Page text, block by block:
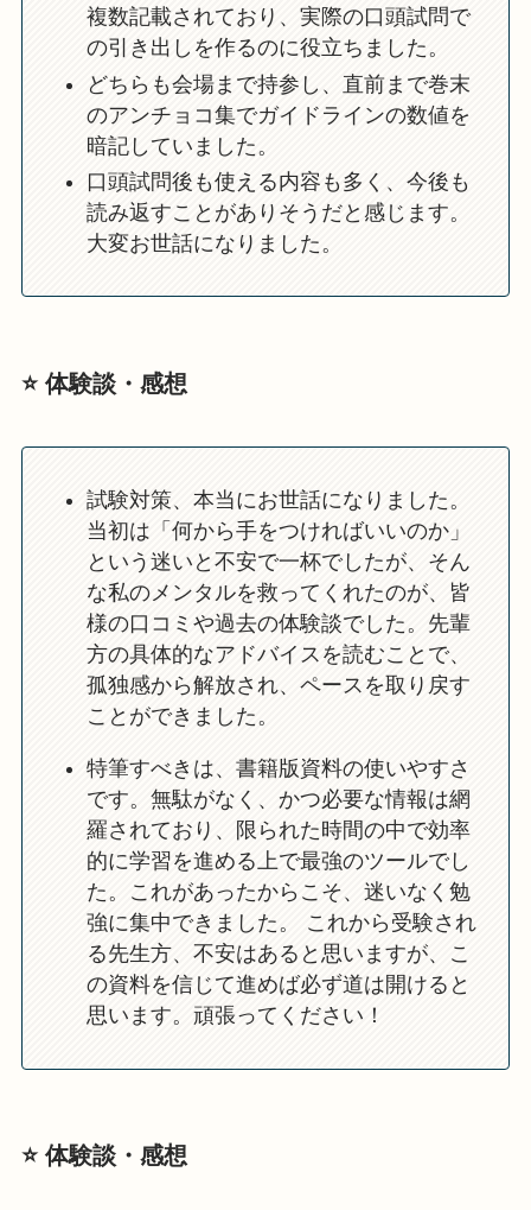
複数記載されており、実際の口頭試問で
の引き出しを作るのに役立ちました。
どちらも会場まで持参し、直前まで巻末
のアンチョコ集でガイドラインの数値を
暗記していました。
口頭試問後も使える内容も多く、今後も
読み返すことがありそうだと感じます。
大変お世話になりました。
⭐️ 体験談・感想
試験対策、本当にお世話になりました。
当初は「何から手をつければいいのか」
という迷いと不安で一杯でしたが、そん
な私のメンタルを救ってくれたのが、皆
様の口コミや過去の体験談でした。先輩
方の具体的なアドバイスを読むことで、
孤独感から解放され、ペースを取り戻す
ことができました。
特筆すべきは、書籍版資料の使いやすさ
です。無駄がなく、かつ必要な情報は網
羅されており、限られた時間の中で効率
的に学習を進める上で最強のツールでし
た。これがあったからこそ、迷いなく勉
強に集中できました。 これから受験され
る先生方、不安はあると思いますが、こ
の資料を信じて進めば必ず道は開けると
思います。頑張ってください！
⭐️ 体験談・感想